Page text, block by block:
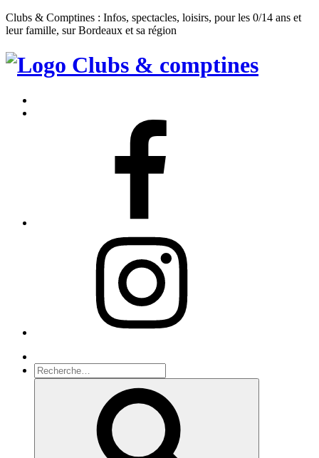
Clubs & Comptines : Infos, spectacles, loisirs, pour les 0/14 ans et
leur famille, sur Bordeaux et sa région
Clubs
Comptines
Recherche
pour